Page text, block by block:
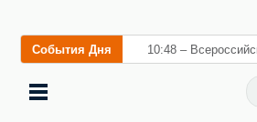
События Дня 10:48 –
конференция